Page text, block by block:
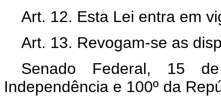
Art. 12. Esta Lei entra em
Art. 13. Revogam-se as
Senado Federal, 15
Independência e 100º da